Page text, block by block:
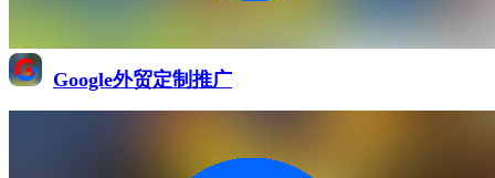
Google外贸定制推广